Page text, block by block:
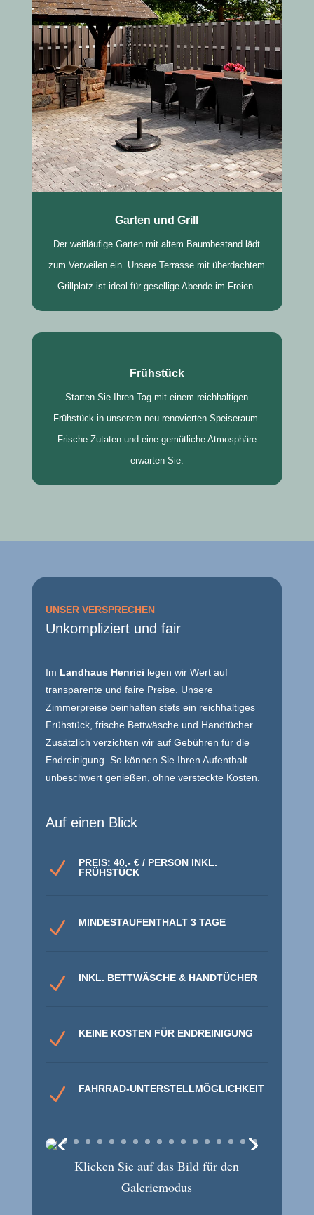
Garten und Grill
Der weitläufige Garten mit altem Baumbestand lädt
zum Verweilen ein. Unsere Terrasse mit überdachtem
Grillplatz ist ideal für gesellige Abende im Freien.
Frühstück
Starten Sie Ihren Tag mit einem reichhaltigen
Frühstück in unserem neu renovierten Speiseraum.
Frische Zutaten und eine gemütliche Atmosphäre
erwarten Sie.
UNSER VERSPRECHEN
Unkompliziert und fair
Im Landhaus Henrici legen wir Wert auf
transparente und faire Preise. Unsere
Zimmerpreise beinhalten stets ein reichhaltiges
Frühstück, frische Bettwäsche und Handtücher.
Zusätzlich verzichten wir auf Gebühren für die
Endreinigung. So können Sie Ihren Aufenthalt
unbeschwert genießen, ohne versteckte Kosten.
Auf einen Blick
N
PREIS: 40,- € / PERSON INKL.
FRÜHSTÜCK
N MINDESTAUFENTHALT 3 TAGE
N INKL. BETTWÄSCHE & HANDTÜCHER
N KEINE KOSTEN FÜR ENDREINIGUNG
N FAHRRAD-UNTERSTELLMÖGLICHKEIT
Klicken Sie auf das Bild für den
Galeriemodus